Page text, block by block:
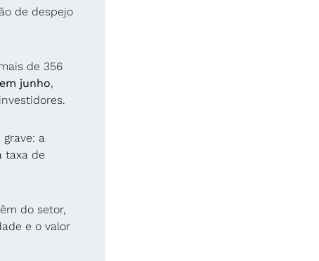
de despejo
de 356
junho,
a
taxa de
do setor,
e o valor